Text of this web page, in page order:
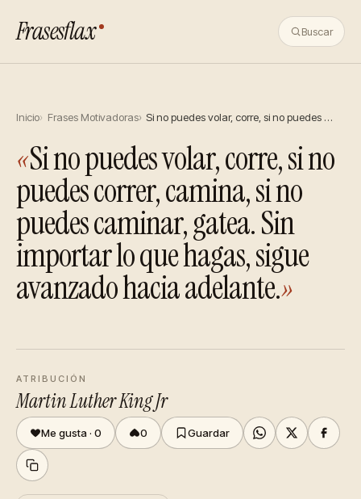
Frasesflax Buscar
Inicio Frases Motivadoras Si no puedes volar, corre, si no puedes …
«Si no puedes volar, corre, si no
puedes correr, camina, si no
puedes caminar, gatea. Sin
importar lo que hagas, sigue
avanzado hacia adelante.»
ATRIBUCIÓN
Martin Luther King Jr
Me gusta · 0 0 Guardar